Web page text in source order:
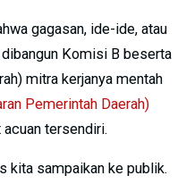
gagasan, ide-ide, atau
Komisi B beserta
mitra kerjanya mentah
Pemerintah Daerah)
tersendiri.
kita sampaikan ke publik.